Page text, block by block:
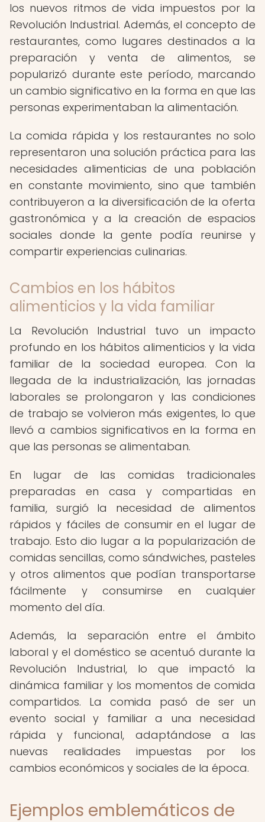
los nuevos ritmos de vida impuestos por la
Revolución Industrial. Además, el concepto de
restaurantes, como lugares destinados a la
preparación y venta de alimentos, se
popularizó durante este período, marcando
un cambio significativo en la forma en que las
personas experimentaban la alimentación.
La comida rápida y los restaurantes no solo
representaron una solución práctica para las
necesidades alimenticias de una población
en constante movimiento, sino que también
contribuyeron a la diversificación de la oferta
gastronómica y a la creación de espacios
sociales donde la gente podía reunirse y
compartir experiencias culinarias.
Cambios en los hábitos
alimenticios y la vida familiar
La Revolución Industrial tuvo un impacto
profundo en los hábitos alimenticios y la vida
familiar de la sociedad europea. Con la
llegada de la industrialización, las jornadas
laborales se prolongaron y las condiciones
de trabajo se volvieron más exigentes, lo que
llevó a cambios significativos en la forma en
que las personas se alimentaban.
En lugar de las comidas tradicionales
preparadas en casa y compartidas en
familia, surgió la necesidad de alimentos
rápidos y fáciles de consumir en el lugar de
trabajo. Esto dio lugar a la popularización de
comidas sencillas, como sándwiches, pasteles
y otros alimentos que podían transportarse
fácilmente y consumirse en cualquier
momento del día.
Además, la separación entre el ámbito
laboral y el doméstico se acentuó durante la
Revolución Industrial, lo que impactó la
dinámica familiar y los momentos de comida
compartidos. La comida pasó de ser un
evento social y familiar a una necesidad
rápida y funcional, adaptándose a las
nuevas realidades impuestas por los
cambios económicos y sociales de la época.
Ejemplos emblemáticos de